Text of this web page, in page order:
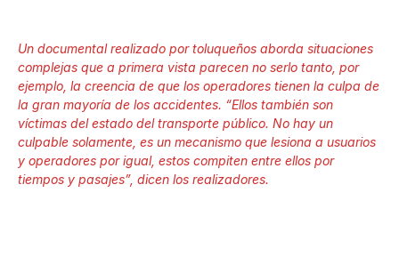
Un documental realizado por toluqueños aborda situaciones
complejas que a primera vista parecen no serlo tanto, por
ejemplo, la creencia de que los operadores tienen la culpa de
la gran mayoría de los accidentes. “Ellos también son
víctimas del estado del transporte público. No hay un
culpable solamente, es un mecanismo que lesiona a usuarios
y operadores por igual, estos compiten entre ellos por
tiempos y pasajes”, dicen los realizadores.